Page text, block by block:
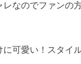
レなのでファンの
可愛い！スタイ